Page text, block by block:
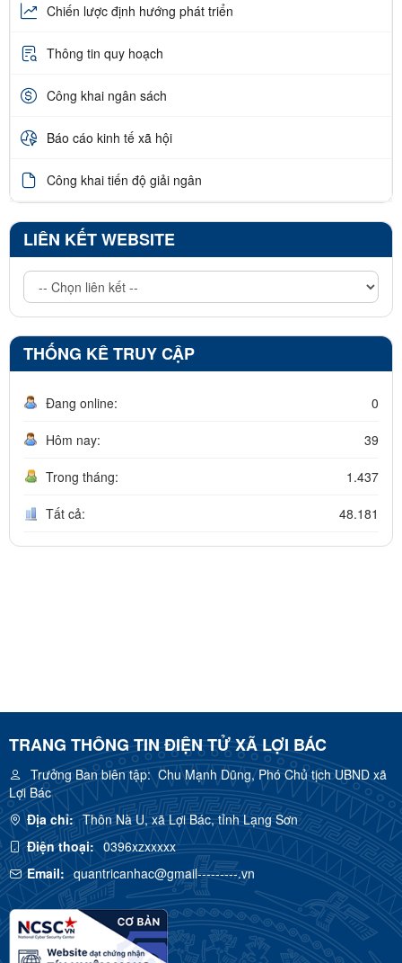
Chiến lược định hướng phát triển
Thông tin quy hoạch
Công khai ngân sách
Báo cáo kinh tế xã hội
Công khai tiến độ giải ngân
LIÊN KẾT WEBSITE
THỐNG KÊ TRUY CẬP
Đang online: 0
Hôm nay: 39
Trong tháng: 1.437
Tất cả: 48.181
TRANG THÔNG TIN ĐIỆN TỬ XÃ LỢI BÁC
Trưởng Ban biên tập:Chu Mạnh Dũng, Phó Chủ tịch UBND xã
Lợi Bác
Địa chỉ: Thôn Nà U, xã Lợi Bác, tỉnh Lạng Sơn
Điện thoại: 0396xzxxxxx
Email: quantricanhac@gmail---------.vn